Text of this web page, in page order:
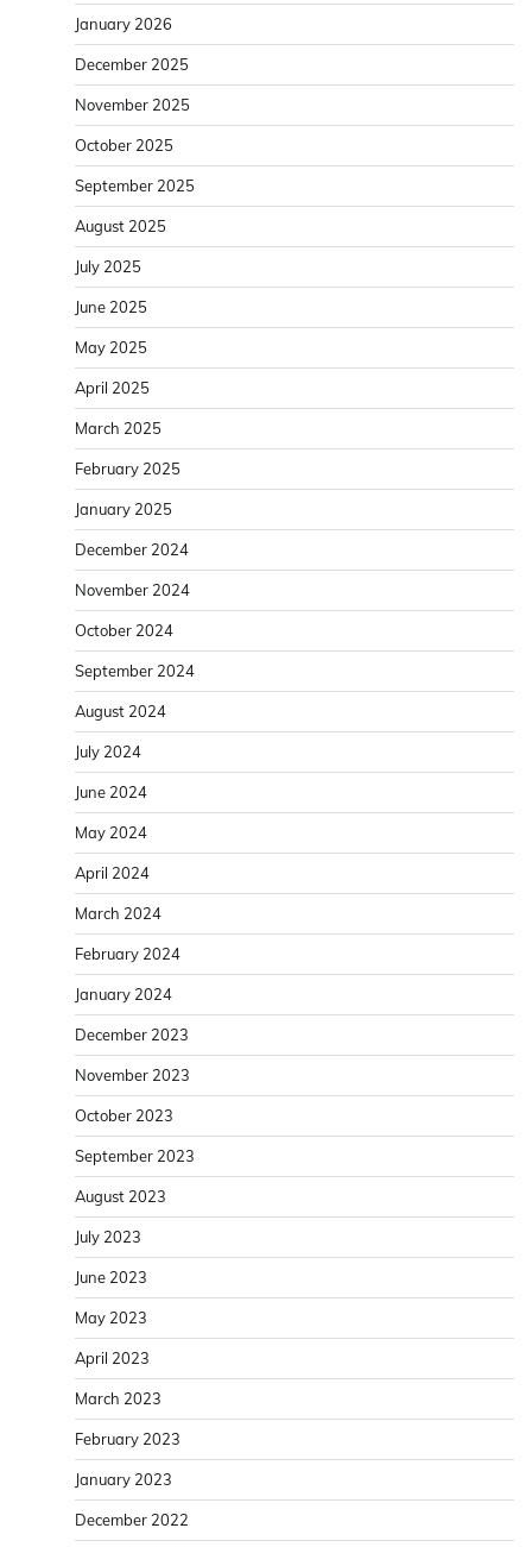
January 2026
December 2025
November 2025
October 2025
September 2025
August 2025
July 2025
June 2025
May 2025
April 2025
March 2025
February 2025
January 2025
December 2024
November 2024
October 2024
September 2024
August 2024
July 2024
June 2024
May 2024
April 2024
March 2024
February 2024
January 2024
December 2023
November 2023
October 2023
September 2023
August 2023
July 2023
June 2023
May 2023
April 2023
March 2023
February 2023
January 2023
December 2022